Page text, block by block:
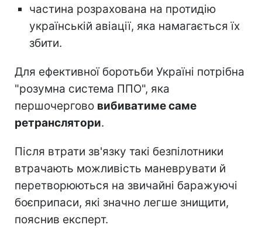
частина розрахована на протидію
українській авіації, яка намагається їх
збити.
Для ефективної боротьби Україні потрібна
"розумна система ППО", яка
першочергово вибиватиме саме
ретранслятори.
Після втрати зв'язку такі безпілотники
втрачають можливість маневрувати й
перетворюються на звичайні баражуючі
боєприпаси, які значно легше знищити,
пояснив експерт.